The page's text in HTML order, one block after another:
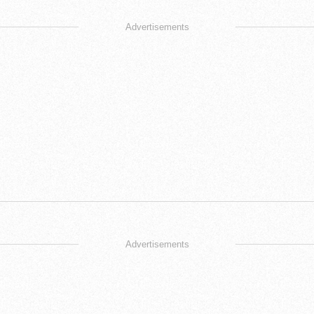
Advertisements
Advertisements